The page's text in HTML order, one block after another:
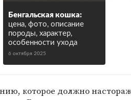
Бенгальская кошка:
цена, фото, описание
породы, характер,
особенности ухода
6 октября 2025
которое должно